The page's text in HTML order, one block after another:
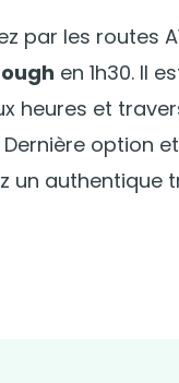
par les routes
en 1h30. Il
heures et
Dernière option
un authentique